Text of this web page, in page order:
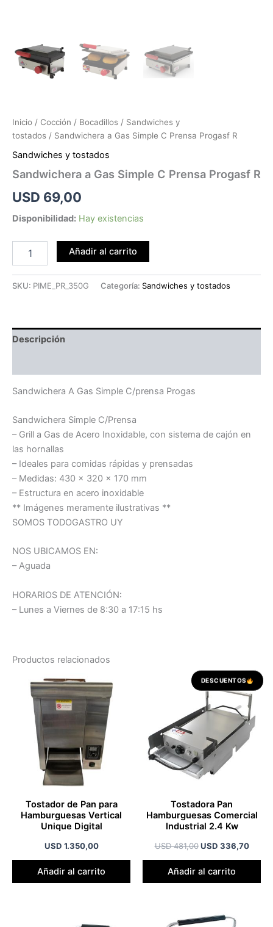
Inicio / Cocción / Bocadillos / Sandwiches y
tostados / Sandwichera a Gas Simple C Prensa Progasf R
Sandwiches y tostados
Sandwichera a Gas Simple C Prensa Progasf R
USD 69,00
Disponibilidad: Hay existencias
Añadir al carrito
SKU: PIME_PR_350G Categoría: Sandwiches y tostados
Descripción
Sandwichera A Gas Simple C/prensa Progas
Sandwichera Simple C/Prensa
– Grill a Gas de Acero Inoxidable, con sistema de cajón en
las hornallas
– Ideales para comidas rápidas y prensadas
– Medidas: 430 x 320 x 170 mm
– Estructura en acero inoxidable
** Imágenes meramente ilustrativas **
SOMOS TODOGASTRO UY
NOS UBICAMOS EN:
– Aguada
HORARIOS DE ATENCIÓN:
– Lunes a Viernes de 8:30 a 17:15 hs
Productos relacionados
Tostador de Pan para
Hamburguesas Vertical
Unique Digital
USD 1.350,00
Añadir al carrito
DESCUENTOS
Tostadora Pan
Hamburguesas Comercial
Industrial 2.4 Kw
USD481,00
El
original
era:
USD 481,00.
USD 336,70
El
precio
actual
es:
USD
Añadir al carrito